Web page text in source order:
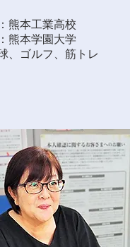
熊本工業高校
熊本学園大学
、ゴルフ、筋トレ